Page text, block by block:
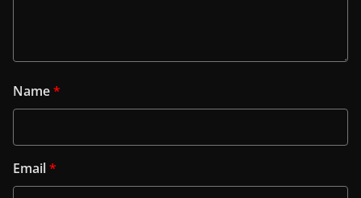
Name*
Email*